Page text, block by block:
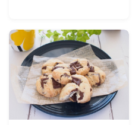
缶詰料理(ツナ・サバ・いわ
等)
行事食(おせち・ハロウィン
供の日・七夕等)